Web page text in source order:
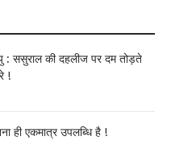
: ससुराल की दहलीज पर दम तोड़ते
!
ही एकमात्र उपलब्धि है !